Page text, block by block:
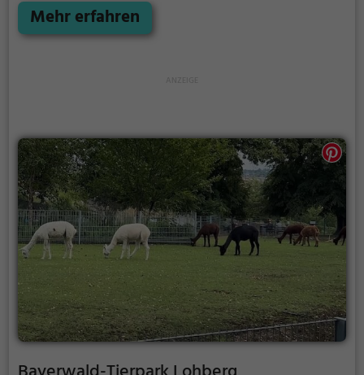
europäischen Erhaltungszuchtprogrammen teil, so
zum Beispiel für Wisente, Amur-Tiger,
Mehr erfahren